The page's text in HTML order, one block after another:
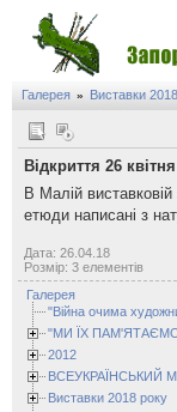
Галерея » Виставки
Відкриття 26
В Малій
етюди написані з
Дата: 26.04.18
Розмір: 3 елементів
Галерея
"Війна очима
"МИ ЇХ
2012
ВСЕУКРАЇНСЬКИЙ
Виставки 2018 року